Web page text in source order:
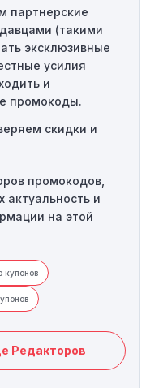
партнерские
(такими
эксклюзивные
усилия
и
промокоды.
скидки и
промокодов,
актуальность и
на этой
купонов
Редакторов